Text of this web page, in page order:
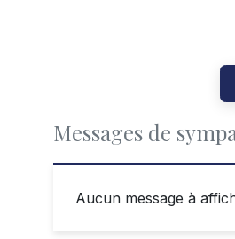
Messages de
Aucun message à